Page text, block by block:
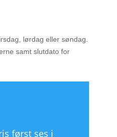
lørdag eller søndag.
samt slutdato for
først ses i